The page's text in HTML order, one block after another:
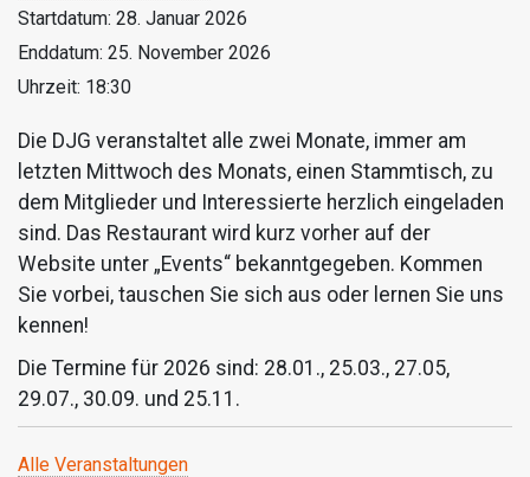
Startdatum: 28. Januar 2026
Enddatum: 25. November 2026
Uhrzeit: 18:30
Die DJG veranstaltet alle zwei Monate, immer am
letzten Mittwoch des Monats, einen Stammtisch, zu
dem Mitglieder und Interessierte herzlich eingeladen
sind. Das Restaurant wird kurz vorher auf der
Website unter „Events“ bekanntgegeben. Kommen
Sie vorbei, tauschen Sie sich aus oder lernen Sie uns
kennen!
Die Termine für 2026 sind: 28.01., 25.03., 27.05,
29.07., 30.09. und 25.11.
Alle Veranstaltungen